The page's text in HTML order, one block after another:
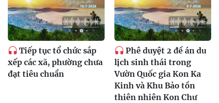
Tiếp tục tổ chức sắp
xếp các xã, phường chưa
đạt tiêu chuẩn
Phê duyệt 2 đề án du
lịch sinh thái trong
Vườn Quốc gia Kon Ka
Kinh và Khu Bảo tồn
thiên nhiên Kon Chư